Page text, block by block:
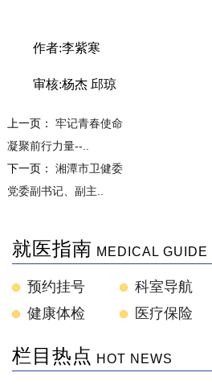
作者:李紫寒
审核:杨杰 邱琼
上一页： 牢记青春使命
凝聚前行力量--..
下一页： 湘潭市卫健委
党委副书记、副主..
就医指南 MEDICAL GUIDE
预约挂号 科室导航
健康体检
医疗保险
栏目热点 HOT NEWS